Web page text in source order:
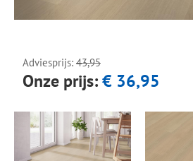
Adviesprijs: 43,95
Onze prijs:€ 36,95